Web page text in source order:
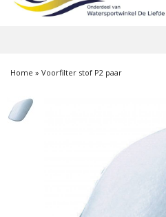
Home » Voorfilter stof P2 paar